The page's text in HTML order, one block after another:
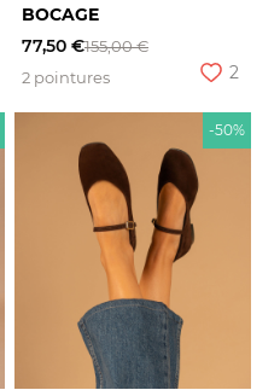
BOCAGE
77,50 €155,00 €
2 pointures
2
-50%